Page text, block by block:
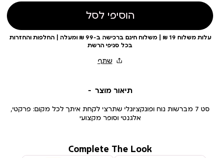
הוסיפי לסל
עלות משלוח 19 ₪ | משלוח חינם ברכישה ב-99 ₪ ומעלה | החלפות והחזרות
בכל סניפי הרשת
תיאור מוצר
סט 7 מברשות נוח ופונקציונלי שתרצי לקחת איתך לכל מקום: פרקטי,
אלגנטי וסופר מקצועי
Complete The Look